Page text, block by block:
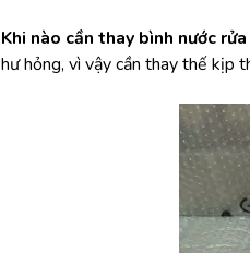
Khi nào cần thay bình nước
hư hỏng, vì vậy cần thay thế kịp